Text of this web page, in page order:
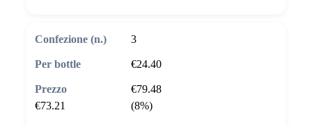
3
€24.40
€79.48
€73.21
(8%)